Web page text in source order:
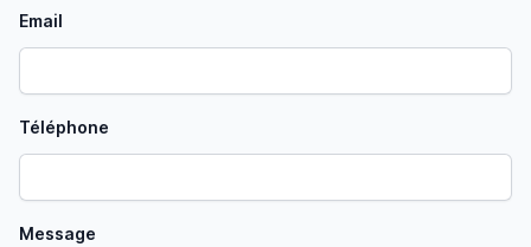
Email
Téléphone
Message